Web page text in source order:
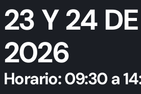
23 Y 24
2026
Horario: 09:30 a